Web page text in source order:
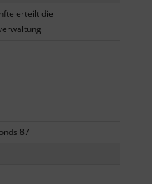
erteilt die
87